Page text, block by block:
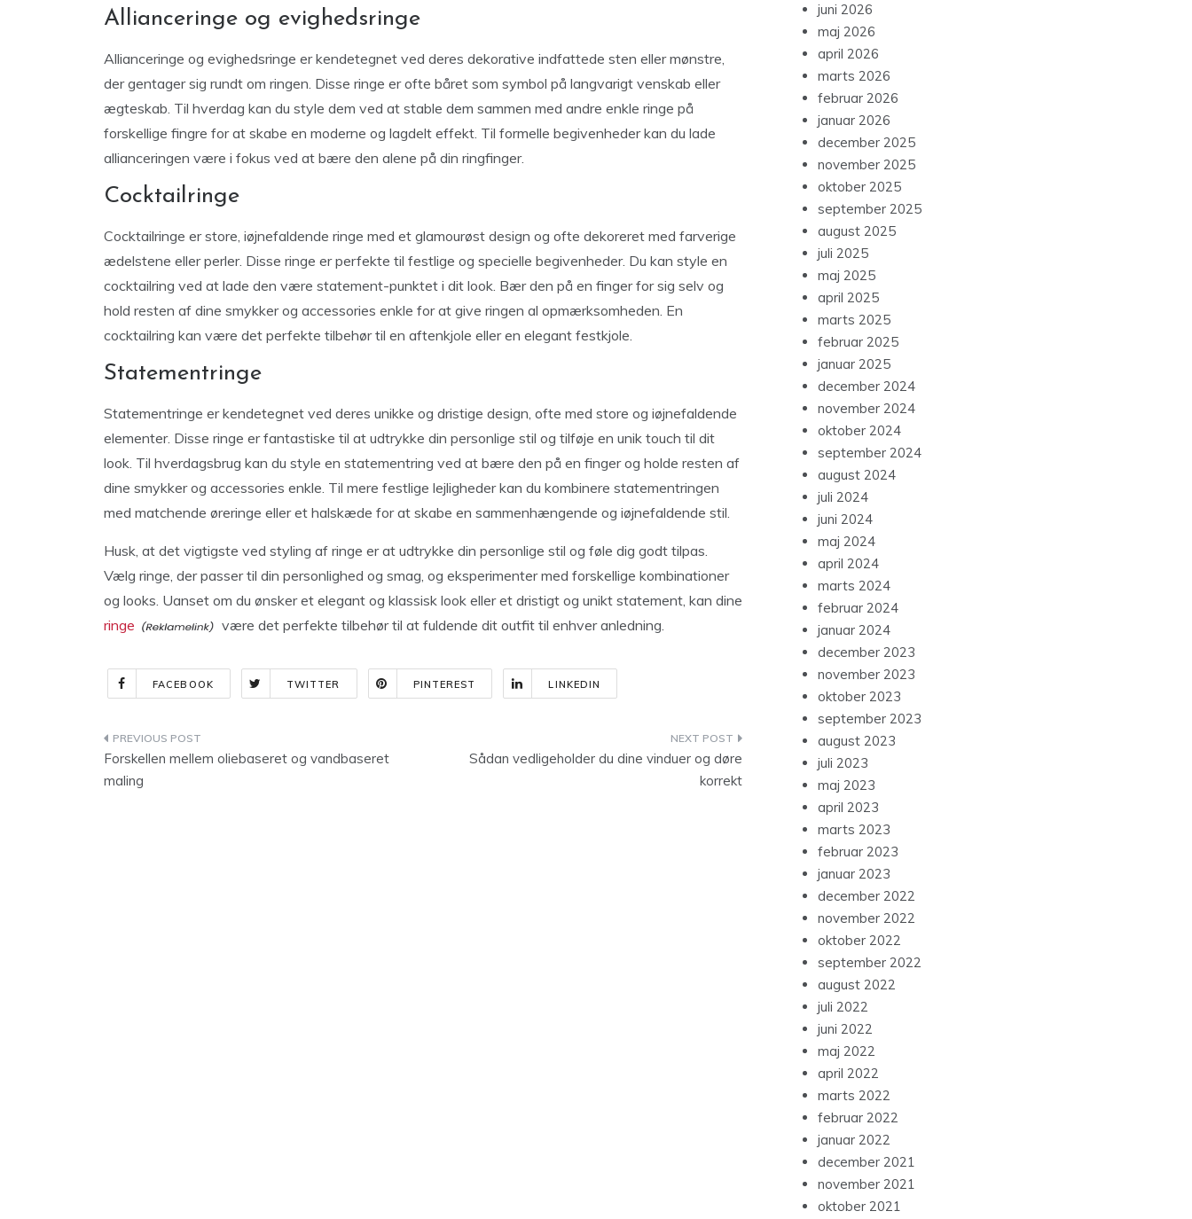
Allianceringe og evighedsringe
Allianceringe og evighedsringe er kendetegnet ved deres dekorative indfattede sten eller mønstre,
der gentager sig rundt om ringen. Disse ringe er ofte båret som symbol på langvarigt venskab eller
ægteskab. Til hverdag kan du style dem ved at stable dem sammen med andre enkle ringe på
forskellige fingre for at skabe en moderne og lagdelt effekt. Til formelle begivenheder kan du lade
allianceringen være i fokus ved at bære den alene på din ringfinger.
Cocktailringe
Cocktailringe er store, iøjnefaldende ringe med et glamourøst design og ofte dekoreret med farverige
ædelstene eller perler. Disse ringe er perfekte til festlige og specielle begivenheder. Du kan style en
cocktailring ved at lade den være statement-punktet i dit look. Bær den på en finger for sig selv og
hold resten af dine smykker og accessories enkle for at give ringen al opmærksomheden. En
cocktailring kan være det perfekte tilbehør til en aftenkjole eller en elegant festkjole.
Statementringe
Statementringe er kendetegnet ved deres unikke og dristige design, ofte med store og iøjnefaldende
elementer. Disse ringe er fantastiske til at udtrykke din personlige stil og tilføje en unik touch til dit
look. Til hverdagsbrug kan du style en statementring ved at bære den på en finger og holde resten af
dine smykker og accessories enkle. Til mere festlige lejligheder kan du kombinere statementringen
med matchende øreringe eller et halskæde for at skabe en sammenhængende og iøjnefaldende stil.
Husk, at det vigtigste ved styling af ringe er at udtrykke din personlige stil og føle dig godt tilpas.
Vælg ringe, der passer til din personlighed og smag, og eksperimenter med forskellige kombinationer
og looks. Uanset om du ønsker et elegant og klassisk look eller et dristigt og unikt statement, kan dine
ringe
være det perfekte tilbehør til at fuldende dit outfit til enhver anledning.
FACEBOOK TWITTER PINTEREST LINKEDIN
Indlægsnavigation
Forskellen mellem oliebaseret og vandbaseret
maling
Sådan vedligeholder du dine vinduer og døre
korrekt
juni 2026
maj 2026
april 2026
marts 2026
februar 2026
januar 2026
december 2025
november 2025
oktober 2025
september 2025
august 2025
juli 2025
maj 2025
april 2025
marts 2025
februar 2025
januar 2025
december 2024
november 2024
oktober 2024
september 2024
august 2024
juli 2024
juni 2024
maj 2024
april 2024
marts 2024
februar 2024
januar 2024
december 2023
november 2023
oktober 2023
september 2023
august 2023
juli 2023
maj 2023
april 2023
marts 2023
februar 2023
januar 2023
december 2022
november 2022
oktober 2022
september 2022
august 2022
juli 2022
juni 2022
maj 2022
april 2022
marts 2022
februar 2022
januar 2022
december 2021
november 2021
oktober 2021